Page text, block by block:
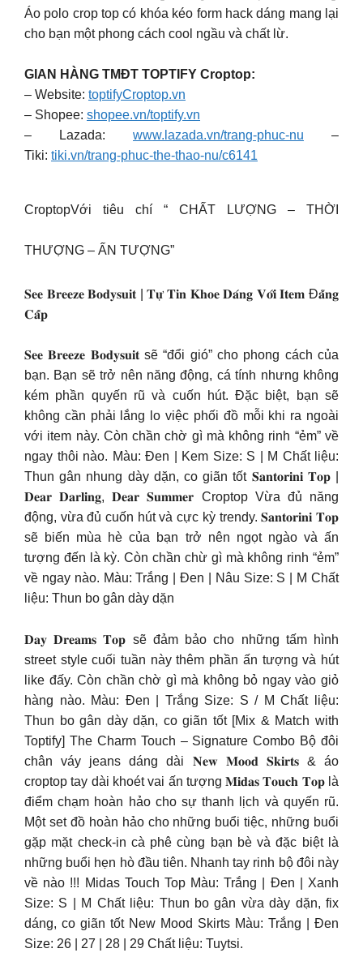
Áo polo crop top có khóa kéo form hack dáng mang lại
cho bạn một phong cách cool ngầu và chất lừ.
GIAN HÀNG TMĐT TOPTIFY Croptop:
– Website: toptifyCroptop.vn
– Shopee: shopee.vn/toptify.vn
– Lazada: www.lazada.vn/trang-phuc-nu –
Tiki: tiki.vn/trang-phuc-the-thao-nu/c6141
CroptopVới tiêu chí “ CHẤT LƯỢNG – THỜI
THƯỢNG – ẤN TƯỢNG”
𝐒𝐞𝐞 𝐁𝐫𝐞𝐞𝐳𝐞 𝐁𝐨𝐝𝐲𝐬𝐮𝐢𝐭 | 𝐓𝐮̛̣ 𝐓𝐢𝐧 𝐊𝐡𝐨𝐞 𝐃𝐚́𝐧𝐠 𝐕𝐨̛́𝐢 𝐈𝐭𝐞𝐦 Đ𝐚̆̉𝐧𝐠
𝐂𝐚̂́𝐩
𝐒𝐞𝐞 𝐁𝐫𝐞𝐞𝐳𝐞 𝐁𝐨𝐝𝐲𝐬𝐮𝐢𝐭 sẽ “đổi gió” cho phong cách của
bạn. Bạn sẽ trở nên năng động, cá tính nhưng không
kém phần quyến rũ và cuốn hút. Đặc biệt, bạn sẽ
không cần phải lắng lo việc phối đồ mỗi khi ra ngoài
với item này. Còn chần chờ gì mà không rinh “ẻm” về
ngay thôi nào. Màu: Đen | Kem Size: S | M Chất liệu:
Thun gân nhung dày dặn, co giãn tốt 𝐒𝐚𝐧𝐭𝐨𝐫𝐢𝐧𝐢 𝐓𝐨𝐩 |
𝐃𝐞𝐚𝐫 𝐃𝐚𝐫𝐥𝐢𝐧𝐠, 𝐃𝐞𝐚𝐫 𝐒𝐮𝐦𝐦𝐞𝐫 Croptop Vừa đủ năng
động, vừa đủ cuốn hút và cực kỳ trendy. 𝐒𝐚𝐧𝐭𝐨𝐫𝐢𝐧𝐢 𝐓𝐨𝐩
sẽ biến mùa hè của bạn trở nên ngọt ngào và ấn
tượng đến là kỳ. Còn chần chừ gì mà không rinh “ẻm”
về ngay nào. Màu: Trắng | Đen | Nâu Size: S | M Chất
liệu: Thun bo gân dày dặn
𝐃𝐚𝐲 𝐃𝐫𝐞𝐚𝐦𝐬 𝐓𝐨𝐩 sẽ đảm bảo cho những tấm hình
street style cuối tuần này thêm phần ấn tượng và hút
like đấy. Còn chần chờ gì mà không bỏ ngay vào giỏ
hàng nào. Màu: Đen | Trắng Size: S / M Chất liệu:
Thun bo gân dày dặn, co giãn tốt [Mix & Match with
Toptify] The Charm Touch – Signature Combo Bộ đôi
chân váy jeans dáng dài 𝐍𝐞𝐰 𝐌𝐨𝐨𝐝 𝐒𝐤𝐢𝐫𝐭𝐬 & áo
croptop tay dài khoét vai ấn tượng 𝐌𝐢𝐝𝐚𝐬 𝐓𝐨𝐮𝐜𝐡 𝐓𝐨𝐩 là
điểm chạm hoàn hảo cho sự thanh lịch và quyến rũ.
Một set đồ hoàn hảo cho những buổi tiệc, những buổi
gặp mặt check-in cà phê cùng bạn bè và đặc biệt là
những buổi hẹn hò đầu tiên. Nhanh tay rinh bộ đôi này
về nào !!! Midas Touch Top Màu: Trắng | Đen | Xanh
Size: S | M Chất liệu: Thun bo gân vừa dày dặn, fix
dáng, co giãn tốt New Mood Skirts Màu: Trắng | Đen
Size: 26 | 27 | 28 | 29 Chất liệu: Tuytsi.